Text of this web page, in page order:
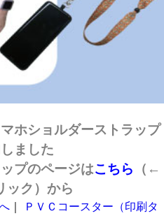
ホショルダーストラップ
ました
プのページはこちら （←
ク） から
ＰＶＣコースター（印刷タ